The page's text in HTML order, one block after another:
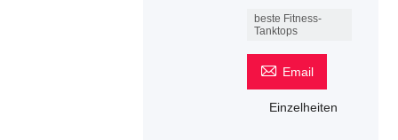
beste Fitness-
Tanktops
 Email
Einzelheiten